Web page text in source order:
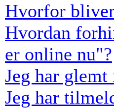
Hvorfor
Hvordan
er online nu"?
Jeg har
Jeg har